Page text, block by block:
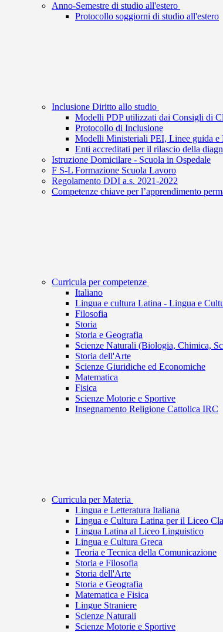
Anno-Semestre di studio all'estero
Protocollo soggiorni di studio all'estero
Inclusione Diritto allo studio
Modelli PDP utilizzati dai Consigli di
Protocollo di Inclusione
Modelli Ministeriali PEI, Linee guida e
Enti accreditati per il rilascio della
Istruzione Domicilare - Scuola in Ospedale
F S-L Formazione Scuola Lavoro
Regolamento DDI a.s. 2021-2022
Competenze chiave per l’apprendimento
Curricula per competenze
Italiano
Lingua e cultura Latina - Lingua e
Filosofia
Storia
Storia e Geografia
Scienze Naturali (Biologia, Chimica,
Storia dell'Arte
Scienze Giuridiche ed Economiche
Matematica
Fisica
Scienze Motorie e Sportive
Insegnamento Religione Cattolica IRC
Curricula per Materia
Lingua e Letteratura Italiana
Lingua e Cultura Latina per il Liceo
Lingua Latina al Liceo Linguistico
Lingua e Cultura Greca
Teoria e Tecnica della Comunicazione
Storia e Filosofia
Storia dell'Arte
Storia e Geografia
Matematica e Fisica
Lingue Straniere
Scienze Naturali
Scienze Motorie e Sportive